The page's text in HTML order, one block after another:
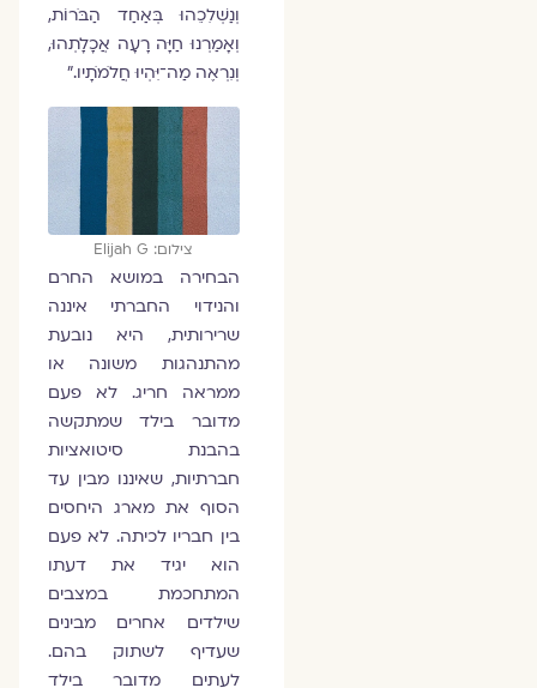
וְנַשְׁלִכֵהוּ בְּאַחַד הַבֹּרוֹת,
וְאָמַרְנוּ חַיָּה רָעָה אֲכָלָתְהוּ,
וְנִרְאֶה מַה־יִּהְיוּ חֲלֹמֹתָיו."
צילום: Elijah G
הבחירה במושא החרם
והנידוי החברתי איננה
שרירותית, היא נובעת
מהתנהגות משונה או
ממראה חריג. לא פעם
מדובר בילד שמתקשה
בהבנת סיטואציות
חברתיות, שאיננו מבין עד
הסוף את מארג היחסים
בין חבריו לכיתה. לא פעם
הוא יגיד את דעתו
המתחכמת במצבים
שילדים אחרים מבינים
שעדיף לשתוק בהם.
לעתים מדובר בילד